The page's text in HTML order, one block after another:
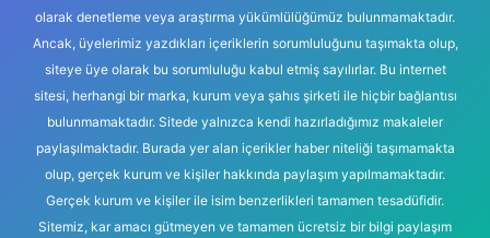
olarak denetleme veya araştırma yükümlülüğümüz bulunmamaktadır.
Ancak, üyelerimiz yazdıkları içeriklerin sorumluluğunu taşımakta olup,
siteye üye olarak bu sorumluluğu kabul etmiş sayılırlar. Bu internet
sitesi, herhangi bir marka, kurum veya şahıs şirketi ile hiçbir bağlantısı
bulunmamaktadır. Sitede yalnızca kendi hazırladığımız makaleler
paylaşılmaktadır. Burada yer alan içerikler haber niteliği taşımamakta
olup, gerçek kurum ve kişiler hakkında paylaşım yapılmamaktadır.
Gerçek kurum ve kişiler ile isim benzerlikleri tamamen tesadüfidir.
Sitemiz, kar amacı gütmeyen ve tamamen ücretsiz bir bilgi paylaşım